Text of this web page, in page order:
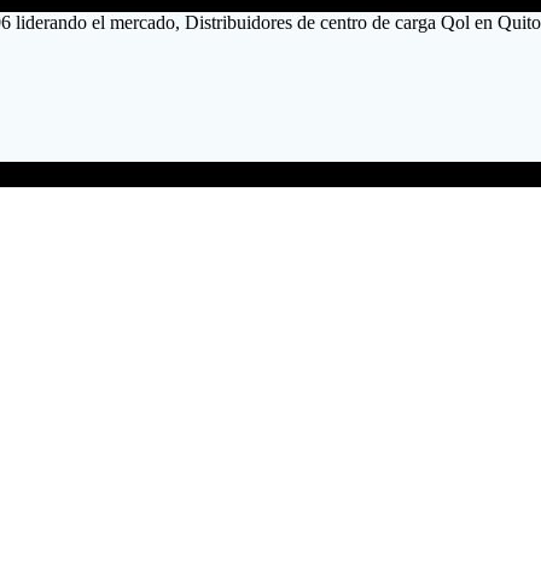
el mercado, Distribuidores de centro de carga Qol en